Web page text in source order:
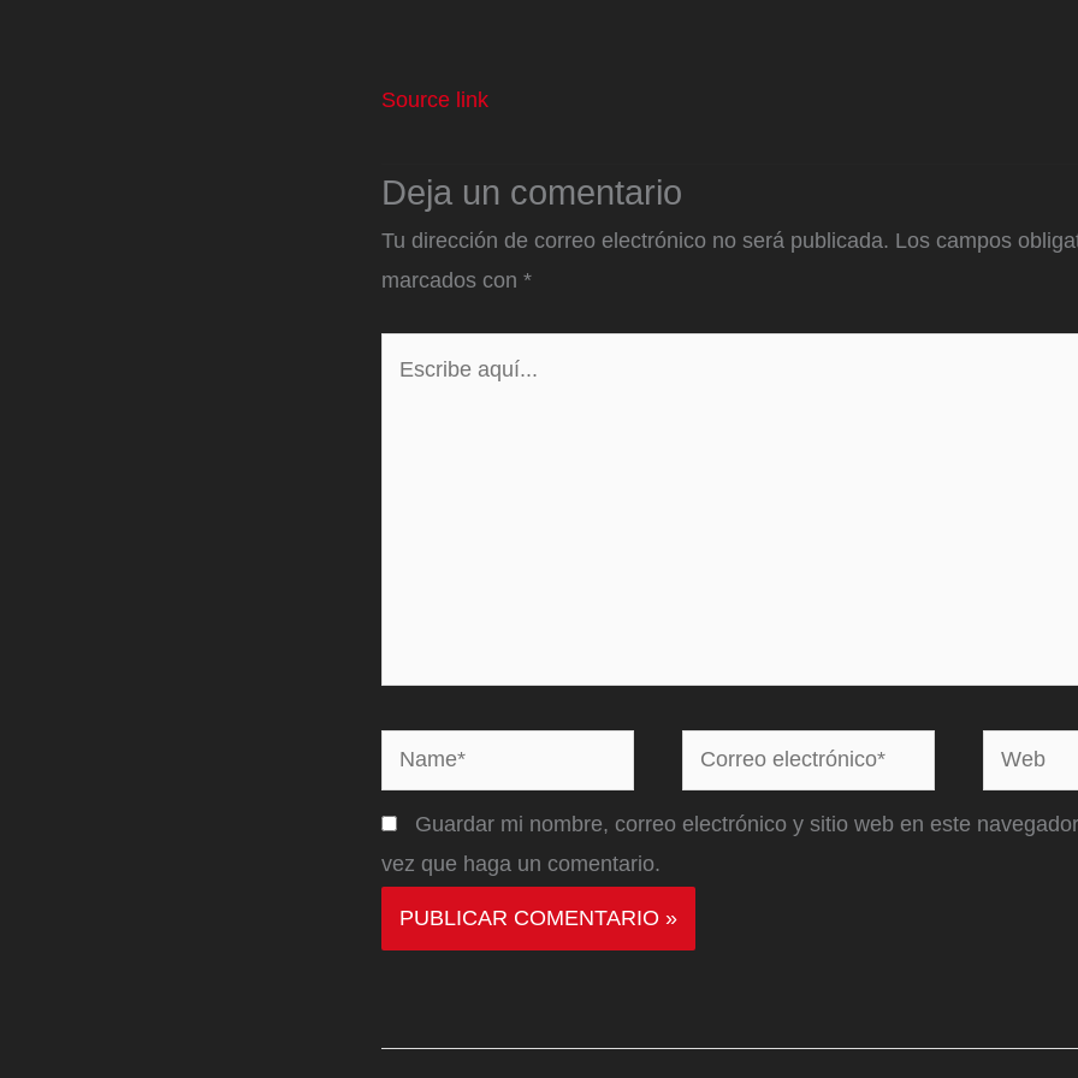
Source link
Deja un comentario
Tu dirección de correo electrónico no será publicada. Los campos
marcados con *
Name*
Correo
electrónico*
Web
Guardar mi nombre, correo electrónico y sitio web en este
vez que haga un comentario.